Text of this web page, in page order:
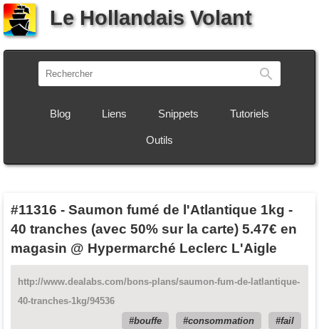
Le Hollandais Volant
Blog Liens Snippets Tutoriels
Outils
#11316 - Saumon fumé de l'Atlantique 1kg -
40 tranches (avec 50% sur la carte) 5.47€ en
magasin @ Hypermarché Leclerc L'Aigle
http://www.dealabs.com/bons-plans/saumon-fum-de-latlantique-
40-tranches-1kg/94536
bouffe
consommation
fail